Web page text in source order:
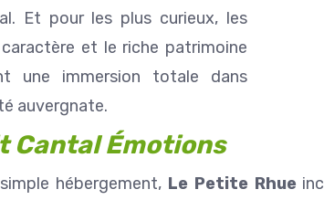
Et pour les plus curieux, les
et le riche patrimoine
une immersion totale dans
auvergnate.
Cantal Émotions
hébergement, Le Petite Rhue